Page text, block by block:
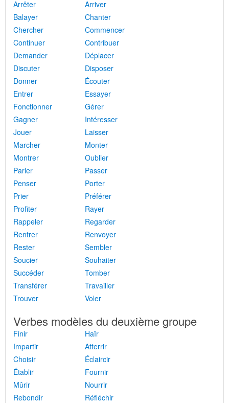
Arrêter
Arriver
Balayer
Chanter
Chercher
Commencer
Continuer
Contribuer
Demander
Déplacer
Discuter
Disposer
Donner
Écouter
Entrer
Essayer
Fonctionner
Gérer
Gagner
Intéresser
Jouer
Laisser
Marcher
Monter
Montrer
Oublier
Parler
Passer
Penser
Porter
Prier
Préférer
Profiter
Rayer
Rappeler
Regarder
Rentrer
Renvoyer
Rester
Sembler
Soucier
Souhaiter
Succéder
Tomber
Transférer
Travailler
Trouver
Voler
Verbes modèles du deuxième groupe
Finir
Haïr
Impartir
Atterrir
Choisir
Éclaircir
Établir
Fournir
Mûrir
Nourrir
Rebondir
Réfléchir